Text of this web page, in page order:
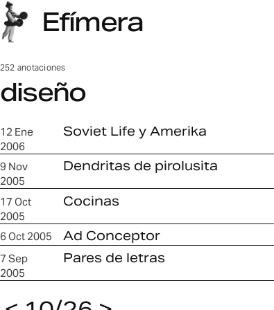
Efímera
252 anotaciones
diseño
diseño
12 Ene
2006
Soviet Life y Amerika
9 Nov
2005
Dendritas de pirolusita
17 Oct
2005
Cocinas
6 Oct 2005 Ad Conceptor
7 Sep
2005
Pares de letras